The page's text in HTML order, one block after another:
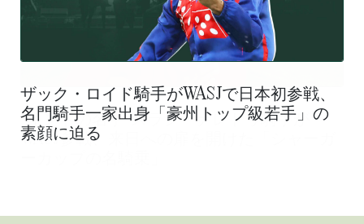
ザック・ロイド騎手がWASJで日本初参戦、
名門騎手一家出身「豪州トップ級若手」の
素顔に迫る